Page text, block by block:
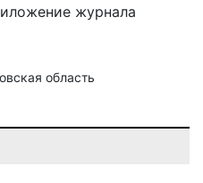
журнала
область